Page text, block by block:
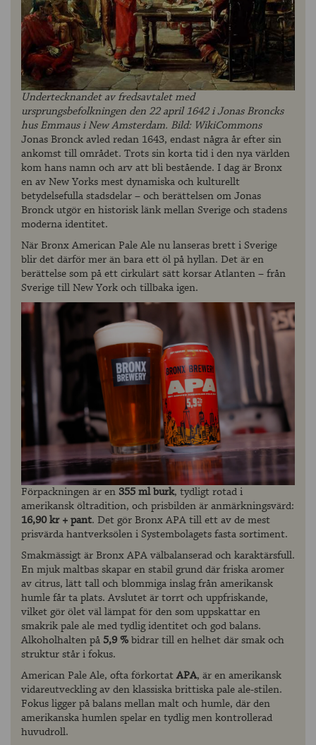
Undertecknandet av fredsavtalet med
ursprungsbefolkningen den 22 april 1642 i Jonas Broncks
hus Emmaus i New Amsterdam. Bild: WikiCommons
Jonas Bronck avled redan 1643, endast några år efter sin
ankomst till området. Trots sin korta tid i den nya världen
kom hans namn och arv att bli bestående. I dag är Bronx
en av New Yorks mest dynamiska och kulturellt
betydelsefulla stadsdelar – och berättelsen om Jonas
Bronck utgör en historisk länk mellan Sverige och stadens
moderna identitet.
När Bronx American Pale Ale nu lanseras brett i Sverige
blir det därför mer än bara ett öl på hyllan. Det är en
berättelse som på ett cirkulärt sätt korsar Atlanten – från
Sverige till New York och tillbaka igen.
Förpackningen är en355 ml burk, tydligt rotad i
amerikansk öltradition, och prisbilden är anmärkningsvärd:
16,90 kr + pant. Det gör Bronx APA till ett av de mest
prisvärda hantverksölen i Systembolagets fasta sortiment.
Smakmässigt är Bronx APA välbalanserad och karaktärsfull.
En mjuk maltbas skapar en stabil grund där friska aromer
av citrus, lätt tall och blommiga inslag från amerikansk
humle får ta plats. Avslutet är torrt och uppfriskande,
vilket gör ölet väl lämpat för den som uppskattar en
smakrik pale ale med tydlig identitet och god balans.
Alkoholhalten på5,9 %bidrar till en helhet där smak och
struktur står i fokus.
American Pale Ale, ofta förkortatAPA, är en amerikansk
vidareutveckling av den klassiska brittiska pale ale-stilen.
Fokus ligger på balans mellan malt och humle, där den
amerikanska humlen spelar en tydlig men kontrollerad
huvudroll.